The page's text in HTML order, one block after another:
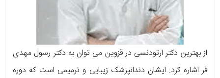
از بهترین دکتر ارتودنسی در قزوین می توان به دکتر رسول مهدی
فر اشاره کرد. ایشان دندانپزشک زیبایی و ترمیمی است که دوره